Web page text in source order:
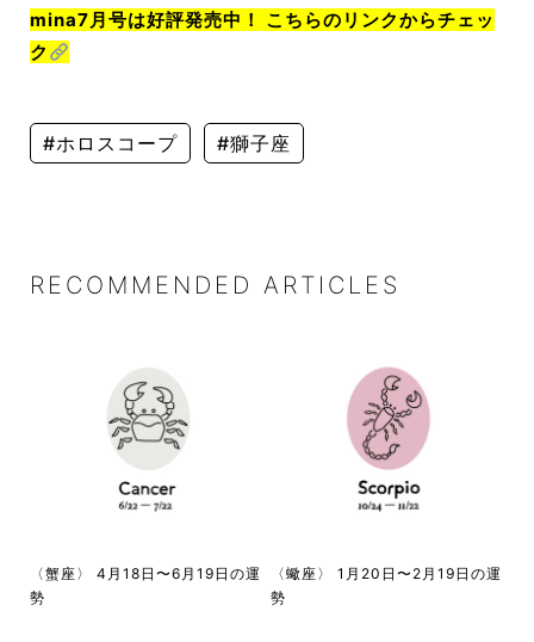
mina7月号は好評発売中！ こちらのリンクからチェッ
ク
#ホロスコープ #獅子座
RECOMMENDED ARTICLES
〈蟹座〉 4月18日〜6月19日の運
勢
〈蠍座〉 1月20日〜2月19日の運
勢